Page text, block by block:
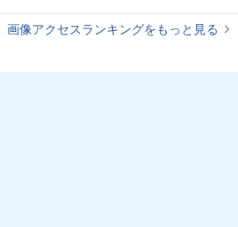
画像アクセスランキングをもっと見る